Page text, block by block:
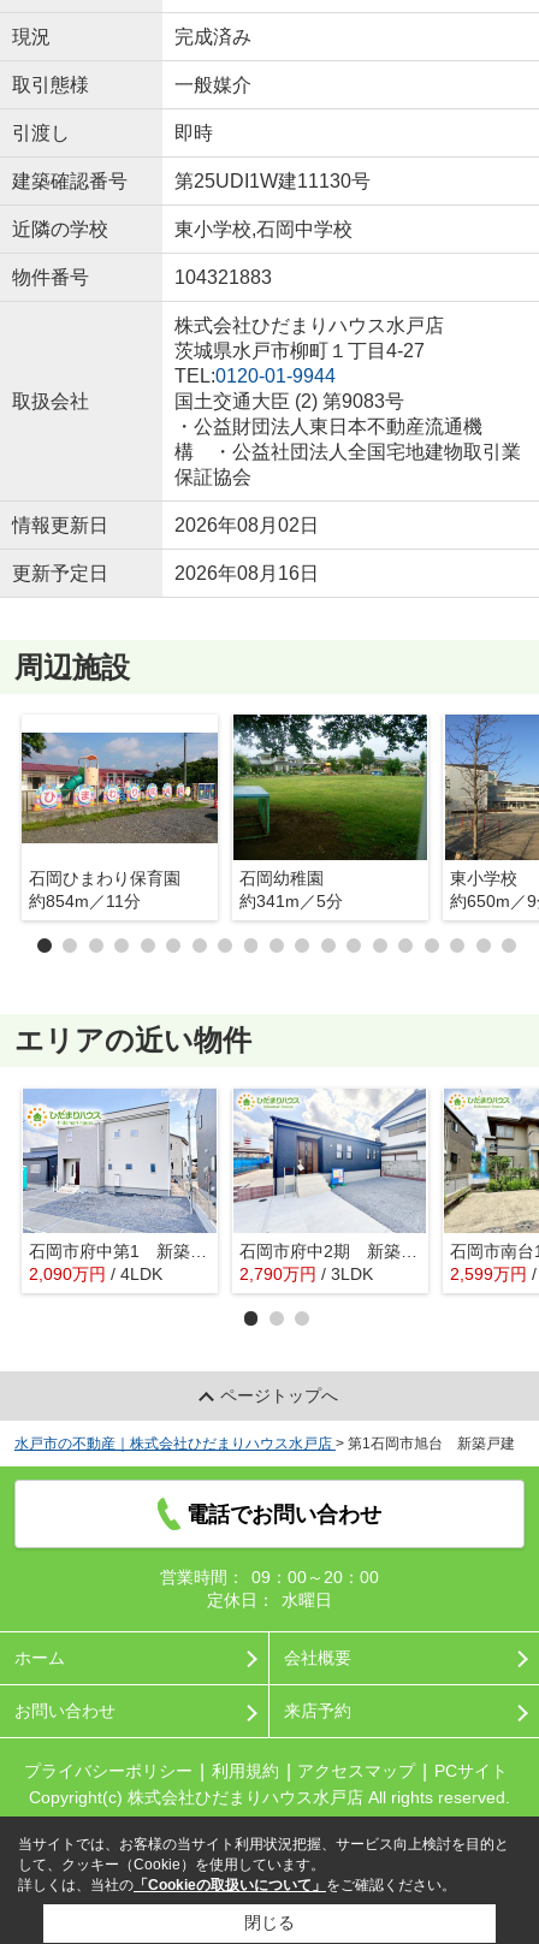
現況 完成済み
取引態様 一般媒介
引渡し 即時
建築確認番号 第25UDI1W建11130号
近隣の学校 東小学校,石岡中学校
物件番号 104321883
取扱会社
株式会社ひだまりハウス水戸店
茨城県水戸市柳町１丁目4-27
TEL:0120-01-9944
国土交通大臣 (2) 第9083号
・公益財団法人東日本不動産流通機
構 ・公益社団法人全国宅地建物取引業
保証協会
情報更新日 2026年08月02日
更新予定日 2026年08月16日
周辺施設
石岡ひまわり保育園
約854m／11分
石岡幼稚園
約341m／5分
東小学校
約650m／
エリアの近い物件
石岡市府中第1 新築戸建 2号棟
2,090万円 / 4LDK
石岡市府中2期 新築戸建
2,790万円 / 3LDK 2,599万円
ページトップへ
水戸市の不動産｜株式会社ひだまりハウス水戸店 > 第1石岡市旭台 新築戸建
電話でお問い合わせ
営業時間：
09：00～20：00
定休日：
水曜日
ホーム 会社概要
お問い合わせ 来店予約
プライバシーポリシー 利用規約 アクセスマップ
PCサイト
Copyright(c) 株式会社ひだまりハウス水戸店 All rights reserved.
当サイトでは、お客様の当サイト利用状況把握、サービス向上検討を目的と
して、クッキー（Cookie）を使用しています。
詳しくは、当社の 「Cookieの取扱いについて」 をご確認ください。
閉じる